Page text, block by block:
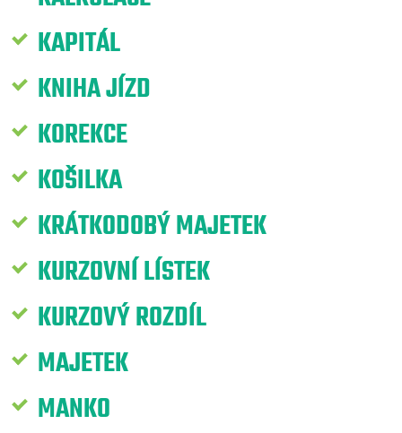
KAPITÁL
KNIHA JÍZD
KOREKCE
KOŠILKA
KRÁTKODOBÝ MAJETEK
KURZOVNÍ LÍSTEK
KURZOVÝ ROZDÍL
MAJETEK
MANKO